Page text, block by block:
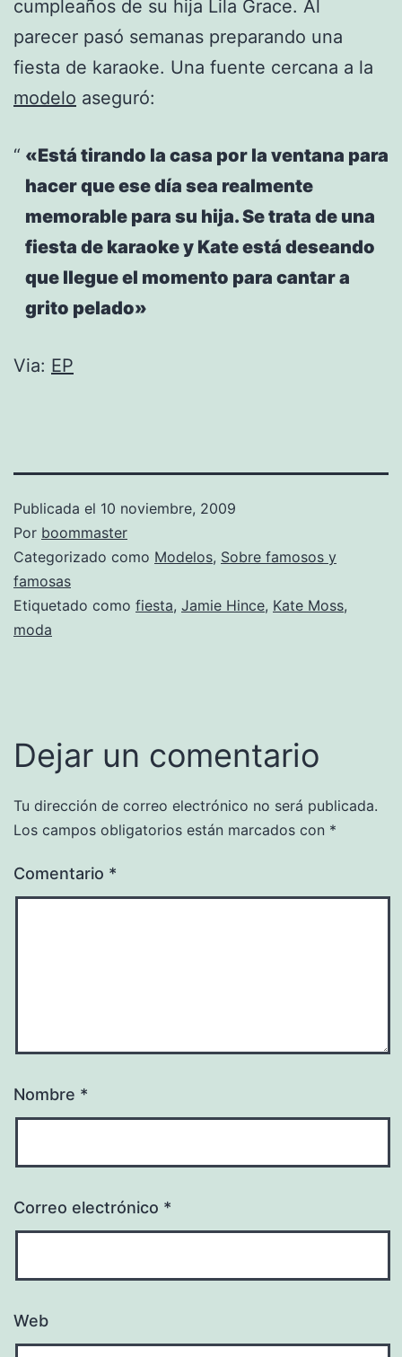
cumpleaños de su hija Lila Grace. Al
parecer pasó semanas preparando una
fiesta de karaoke. Una fuente cercana a la
modelo aseguró:
«Está tirando la casa por la ventana para
hacer que ese día sea realmente
memorable para su hija. Se trata de una
fiesta de karaoke y Kate está deseando
que llegue el momento para cantar a
grito pelado»
Via: EP
Publicada el 10 noviembre, 2009
Por boommaster
Categorizado como Modelos, Sobre famosos y
famosas
Etiquetado como fiesta, Jamie Hince, Kate Moss,
moda
Dejar un comentario
Tu dirección de correo electrónico no será publicada.
Los campos obligatorios están marcados con *
Comentario *
Nombre *
Correo electrónico *
Web